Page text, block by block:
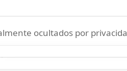
ocultados por